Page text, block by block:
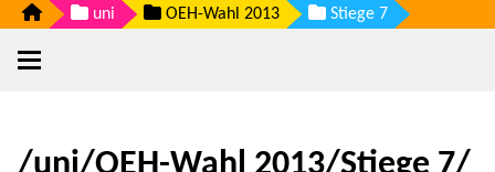
uni OEH-Wahl 2013 Stiege 7